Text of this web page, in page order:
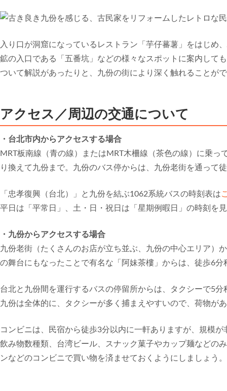
入り口が洞窟になっているレストラン「芋仔蕃薯」をはじめ
鉱の入口である「五番坑」などの様々なスポットに案内して
ついて解説があったりと、九份の街により深く触れることが
アクセス／周辺の交通について
・台北市内からアクセスする場合
MRT板南線（青の線）またはMRT木柵線（茶色の線）に乗
り換えて九份まで。九份のバス停からは、九份老街を通って
「忠孝復興（台北）」と九份を結ぶ1062系統バスの時刻表は
平日は「平常日」、土・日・祝日は「星期例暇日」の時刻を
・九份からアクセスする場合
九份老街（たくさんのお店が立ち並ぶ、九份の中心エリア）
の舞台にもなったことで有名な「阿妹茶樓」からは、徒歩6分
台北と九份間を運行するバスの停留所からは、タクシーで5分
九份は全体的に、タクシーが多く捕まえやすいので、荷物が
コンビニは、民宿から徒歩3分以内に一軒ありますが、規模
飲み物数種類、台湾ビール、スナック菓子やカップ麺などの
ンなどのコンビニで買い物を済ませておくようにしましょう。